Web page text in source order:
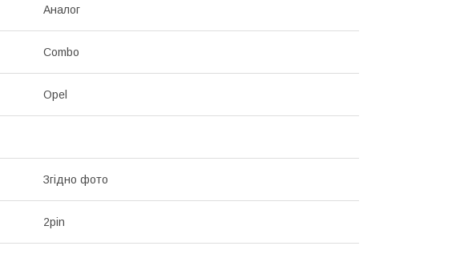
Аналог
Combo
Opel
Згідно фото
2pin